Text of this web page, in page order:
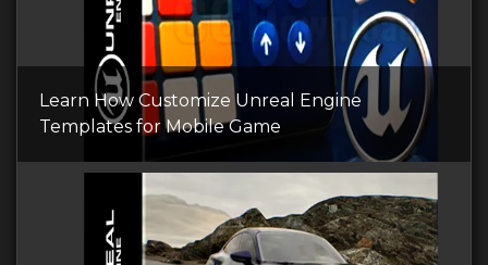
Learn How Customize Unreal Engine
Templates for Mobile Game